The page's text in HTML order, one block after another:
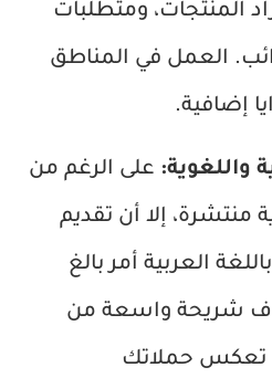
المنتجات، ومتطلبات
العمل في المناطق
إضافية.
واللغوية: على الرغم من
منتشرة، إلا أن تقديم
العربية أمر بالغ
شريحة واسعة من
تعكس حملاتك